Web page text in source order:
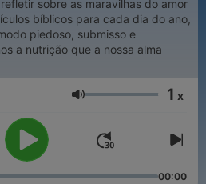
sobre as maravilhas do amor
bíblicos para cada dia do ano,
piedoso, submisso e
a nutrição que a nossa alma
Volume 1 x
00:00